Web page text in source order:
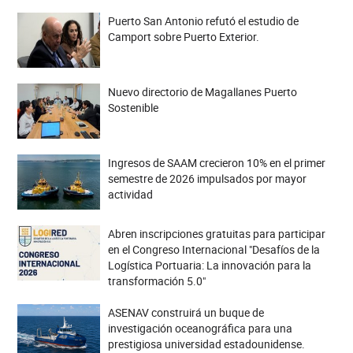
Puerto San Antonio refutó el estudio de
Camport sobre Puerto Exterior.
Nuevo directorio de Magallanes Puerto
Sostenible
Ingresos de SAAM crecieron 10% en el primer
semestre de 2026 impulsados por mayor
actividad
Abren inscripciones gratuitas para participar
en el Congreso Internacional "Desafíos de la
Logística Portuaria: La innovación para la
transformación 5.0"
ASENAV construirá un buque de
investigación oceanográfica para una
prestigiosa universidad estadounidense.